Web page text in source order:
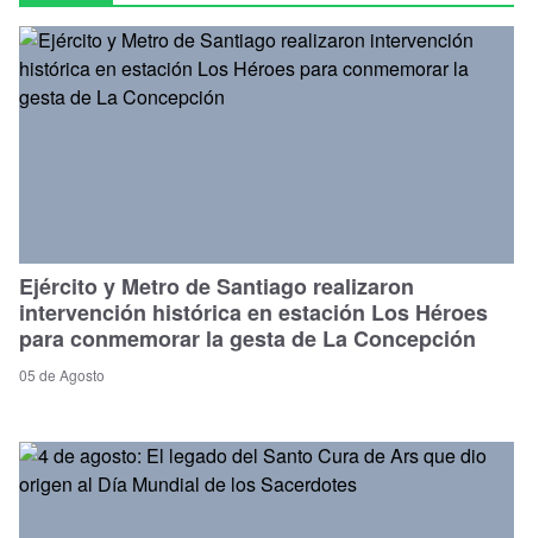
Ejército y Metro de Santiago realizaron
intervención histórica en estación Los Héroes
para conmemorar la gesta de La Concepción
05 de Agosto